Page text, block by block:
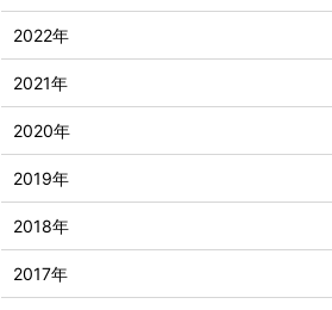
2022年
2021年
2020年
2019年
2018年
2017年